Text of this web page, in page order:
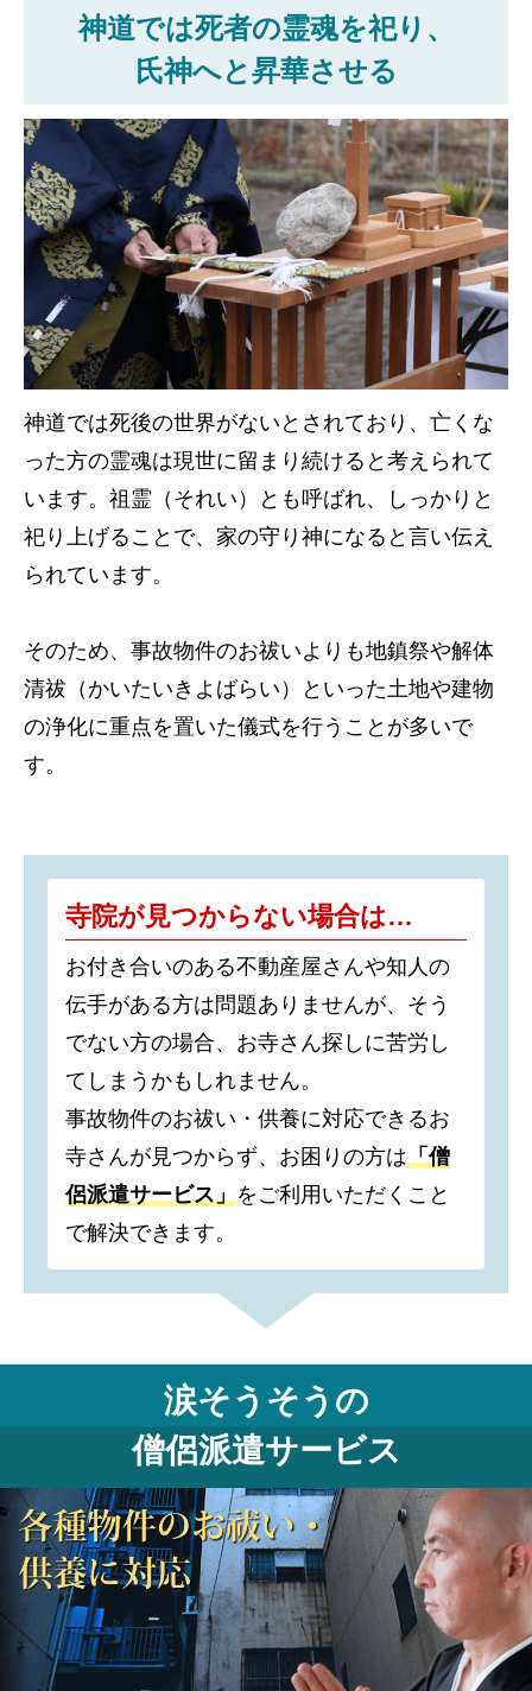
神道では死者の霊魂を祀り、
氏神へと昇華させる
神道では死後の世界がないとされており、亡くな
った方の霊魂は現世に留まり続けると考えられて
います。祖霊（それい）とも呼ばれ、しっかりと
祀り上げることで、家の守り神になると言い伝え
られています。
そのため、事故物件のお祓いよりも地鎮祭や解体
清祓（かいたいきよばらい）といった土地や建物
の浄化に重点を置いた儀式を行うことが多いで
す。
寺院が見つからない場合は…
お付き合いのある不動産屋さんや知人の
伝手がある方は問題ありませんが、そう
でない方の場合、お寺さん探しに苦労し
てしまうかもしれません。
事故物件のお祓い・供養に対応できるお
寺さんが見つからず、お困りの方は「僧
侶派遣サービス」をご利用いただくこと
で解決できます。
涙そうそうの
僧侶派遣サービス